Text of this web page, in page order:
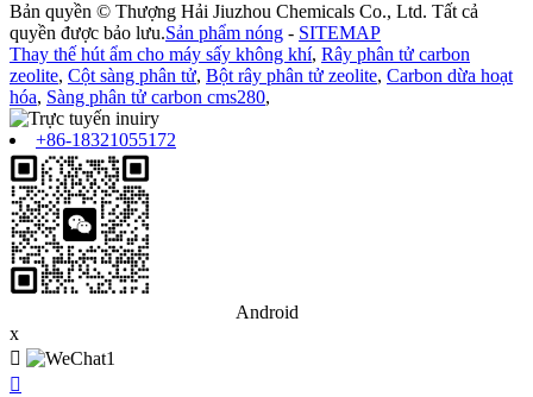
Bản quyền © Thượng Hải Jiuzhou Chemicals Co., Ltd. Tất cả
quyền được bảo lưu.Sản phẩm nóng - SITEMAP
Thay thế hút ẩm cho máy sấy không khí, Rây phân tử carbon
zeolite, Cột sàng phân tử, Bột rây phân tử zeolite, Carbon dừa hoạt
hóa, Sàng phân tử carbon cms280,
+86-18321055172
Android
x

